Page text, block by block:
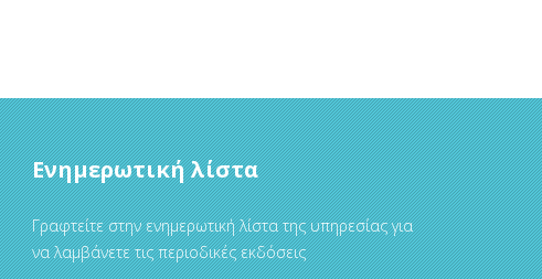
Ενημερωτική λίστα
Γραφτείτε στην ενημερωτική λίστα της υπηρεσίας για
να λαμβάνετε τις περιοδικές εκδόσεις